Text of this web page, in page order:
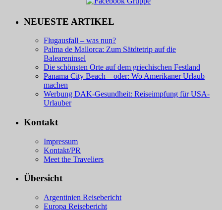
NEUESTE ARTIKEL
Flugausfall – was nun?
Palma de Mallorca: Zum Sätdtetrip auf die
Baleareninsel
Die schönsten Orte auf dem griechischen Festland
Panama City Beach – oder: Wo Amerikaner Urlaub
machen
Werbung DAK-Gesundheit: Reiseimpfung für USA-
Urlauber
Kontakt
Impressum
Kontakt/PR
Meet the Traveliers
Übersicht
Argentinien Reisebericht
Europa Reisebericht